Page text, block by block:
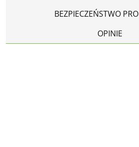
BEZPIECZEŃSTWO
OPINIE